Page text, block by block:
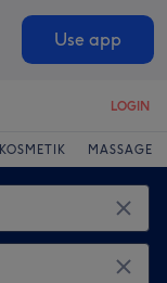
Use app
LOGIN
KOSMETIK MASSAGE